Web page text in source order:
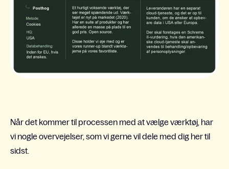
Når det kommer til processen med at vælge værktøj, har
vi nogle overvejelser, som vi gerne vil dele med dig her til
sidst.